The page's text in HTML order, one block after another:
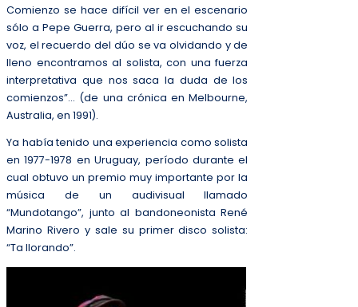
Comienzo se hace difícil ver en el escenario
sólo a Pepe Guerra, pero al ir escuchando su
voz, el recuerdo del dúo se va olvidando y de
lleno encontramos al solista, con una fuerza
interpretativa que nos saca la duda de los
comienzos”… (de una crónica en Melbourne,
Australia, en 1991).
Ya había tenido una experiencia como solista
en 1977-1978 en Uruguay, período durante el
cual obtuvo un premio muy importante por la
música de un audivisual llamado
“Mundotango”, junto al bandoneonista René
Marino Rivero y sale su primer disco solista:
“Ta llorando”.